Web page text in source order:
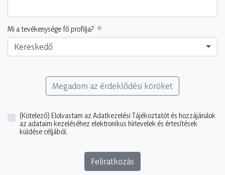
Mi a tevékenysége fő profilja?
Kereskedő
Megadom az érdeklődési köröket
(Kötelező) Elolvastam az Adatkezelési Tájékoztatót és hozzájárulok
az adataim kezeléséhez elektronikus hírlevelek és értesítések
küldése céljából.
Feliratkozás